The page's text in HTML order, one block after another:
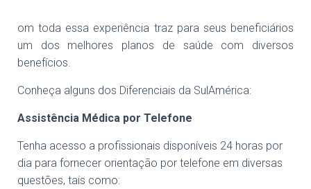
om toda essa experiência traz para seus beneficiários
um dos melhores planos de saúde com diversos
benefícios.
Conheça alguns dos Diferenciais da SulAmérica:
Assistência Médica por Telefone
Tenha acesso a profissionais disponíveis 24 horas por
dia para fornecer orientação por telefone em diversas
questões, tais como: